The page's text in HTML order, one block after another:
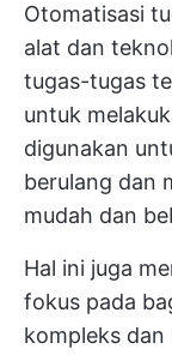
Otomatisasi
alat dan
tugas-tugas
untuk
digunakan
berulang dan
mudah dan
Hal ini juga
fokus pada
kompleks